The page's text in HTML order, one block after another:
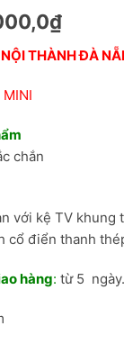
₫
THÀNH ĐÀ
MINI
chắn
với kệ TV khung
cổ điển thanh
hàng: từ 5 ngày.